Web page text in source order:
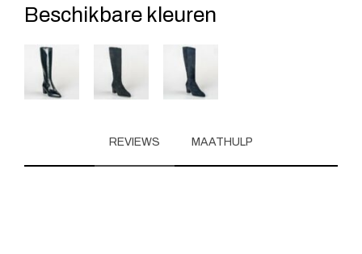
Beschikbare kleuren
REVIEWS MAATHULP